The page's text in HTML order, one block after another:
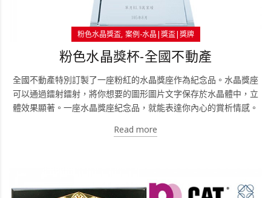
粉色水晶獎盃 案例-水晶|獎盃|獎牌
粉色水晶獎杯-全國不動產
全國不動產特別訂製了一座粉紅的水晶獎座作為紀念品。水晶獎座
可以通過鐳射鐳射，將你想要的圖形圖片文字保存於水晶體中，立
體效果顯著。一座水晶獎座紀念品，就能表達你內心的賞析情感。
Read more